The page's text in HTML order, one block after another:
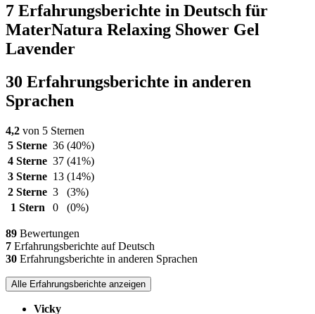
7 Erfahrungsberichte in Deutsch für
MaterNatura Relaxing Shower Gel
Lavender
30 Erfahrungsberichte in anderen
Sprachen
4,2 von 5 Sternen
5 Sterne 36 (40%)
4 Sterne 37 (41%)
3 Sterne 13 (14%)
2 Sterne 3
(3%)
1 Stern
0 (0%)
89 Bewertungen
7 Erfahrungsberichte auf Deutsch
30 Erfahrungsberichte in anderen Sprachen
Alle Erfahrungsberichte anzeigen
Vicky